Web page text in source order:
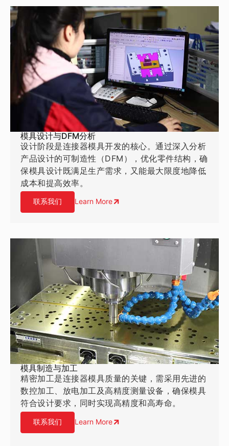
模具设计与DFM分析
设计阶段是连接器模具开发的核心。通过深入分析
产品设计的可制造性（DFM），优化零件结构，确
保模具设计既满足生产需求，又能最大限度地降低
成本和提高效率。
联系我们 Learn More
模具制造与加工
精密加工是连接器模具质量的关键，需采用先进的
数控加工、放电加工及高精度测量设备，确保模具
符合设计要求，同时实现高精度和高寿命。
联系我们 Learn More